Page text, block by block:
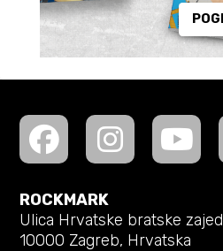
ROCKMARK
Ulica Hrvatske bratske
10000 Zagreb, Hrvatska